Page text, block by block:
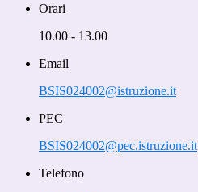
Orari
10.00 - 13.00
Email
BSIS024002@istruzione.it
PEC
BSIS024002@pec.istruzione.it
Telefono